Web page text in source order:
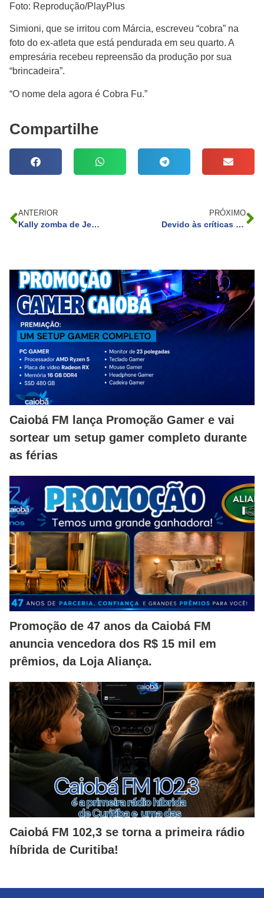
Foto: Reprodução/PlayPlus
Simioni, que se irritou com Márcia, escreveu “cobra” na
foto do ex-atleta que está pendurada em seu quarto. A
empresária recebeu repreensão da produção por sua
“brincadeira”.
“O nome dela agora é Cobra Fu.”
Compartilhe
ANTERIOR
Kally zomba de Jenny Miranda durante a indicação para a roça em A Fazenda 15
PRÓXIMO
Devido às críticas e à baixa audiência, o programa “Pipoca da Ivete” será finalizado em 2024
Caiobá FM lança Promoção Gamer e vai
sortear um setup gamer completo durante
as férias
Promoção de 47 anos da Caiobá FM
anuncia vencedora dos R$ 15 mil em
prêmios, da Loja Aliança.
Caiobá FM 102,3 se torna a primeira rádio
híbrida de Curitiba!